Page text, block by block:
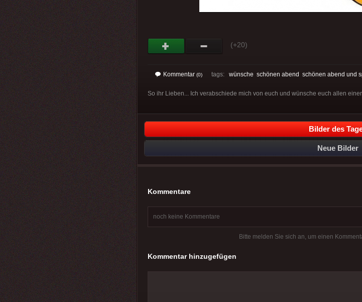
(+20)
Kommentar (0) tags: wünsche schönen abend schönen abend und
So ihr Lieben... Ich verabschiede mich von euch und wünsche euch allen
Bilder des
Neue Bilder
Kommentare
noch keine Kommentare
Bitte melden Sie sich an, um einen
Kommentar hinzugefügen